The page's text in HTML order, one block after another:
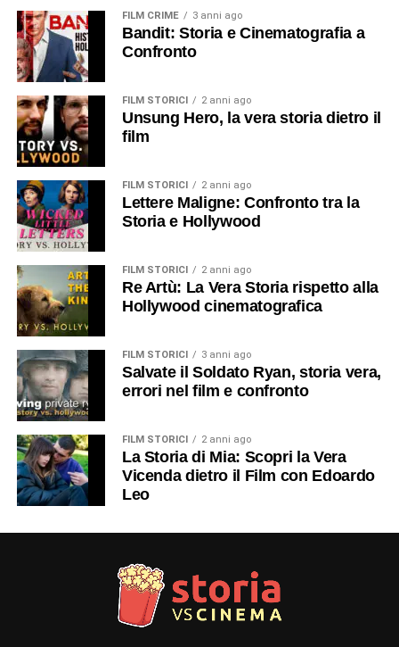
FILM CRIME 3 anni ago
Bandit: Storia e Cinematografia a
Confronto
FILM STORICI 2 anni ago
Unsung Hero, la vera storia dietro il
film
FILM STORICI 2 anni ago
Lettere Maligne: Confronto tra la
Storia e Hollywood
FILM STORICI 2 anni ago
Re Artù: La Vera Storia rispetto alla
Hollywood cinematografica
FILM STORICI 3 anni ago
Salvate il Soldato Ryan, storia vera,
errori nel film e confronto
FILM STORICI 2 anni ago
La Storia di Mia: Scopri la Vera
Vicenda dietro il Film con Edoardo
Leo